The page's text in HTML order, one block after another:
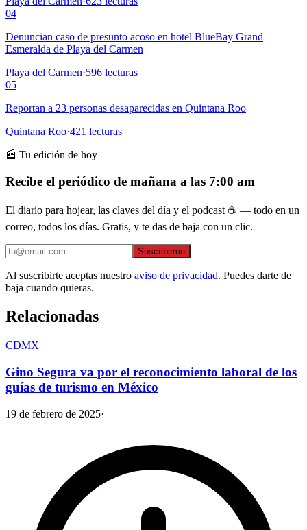
04
Denuncian caso de presunto acoso en hotel BlueBay Grand
Esmeralda de Playa del Carmen
Playa del Carmen·596 lecturas
05
Reportan a 23 personas desaparecidas en Quintana Roo
Quintana Roo·421 lecturas
📰 Tu edición de hoy
Recibe el periódico de mañana a las 7:00 am
El diario para hojear, las claves del día y el podcast ☕ — todo en un
correo, todos los días. Gratis, y te das de baja con un clic.
Suscribirme
Al suscribirte aceptas nuestro aviso de privacidad. Puedes darte de
baja cuando quieras.
Relacionadas
CDMX
Gino Segura va por el reconocimiento laboral de los
guías de turismo en México
19 de febrero de 2025·